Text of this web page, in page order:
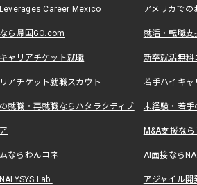
Career Mexico アメリカで
ら帰国GO.com 就活・転職
ャリアチケット就職 新卒就活無料
アチケット就職スカウト 若手ハイキ
就職・再就職ならハタラクティブ 未経験・若手
M&A支援な
ならわんコネ AI面接なら
Lab. アジャイル